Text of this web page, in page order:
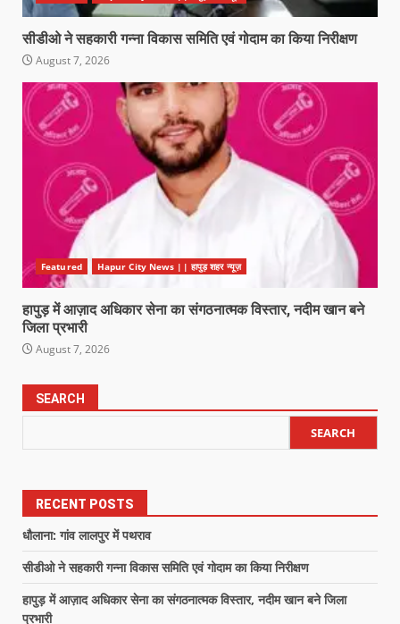
सीडीओ ने सहकारी गन्ना विकास समिति एवं गोदाम का किया निरीक्षण
August 7, 2026
Featured Hapur City News || हापुड़ शहर न्यूज़
हापुड़ में आज़ाद अधिकार सेना का संगठनात्मक विस्तार, नदीम खान बने
जिला प्रभारी
August 7, 2026
SEARCH
SEARCH
RECENT POSTS
धौलाना: गांव लालपुर में पथराव
सीडीओ ने सहकारी गन्ना विकास समिति एवं गोदाम का किया निरीक्षण
हापुड़ में आज़ाद अधिकार सेना का संगठनात्मक विस्तार, नदीम खान बने जिला
प्रभारी